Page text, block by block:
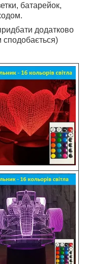
батарейок,
додатково